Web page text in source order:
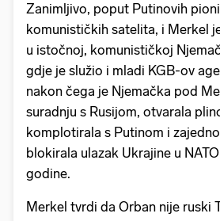
Zanimljivo, poput Putinovih
komunističkih satelita, i Merkel
u istočnoj, komunističkoj
gdje je služio i mladi KGB-ov
nakon čega je Njemačka pod
suradnju s Rusijom, otvarala
komplotirala s Putinom i
blokirala ulazak Ukrajine u
godine.
Merkel tvrdi da Orban nije ruski